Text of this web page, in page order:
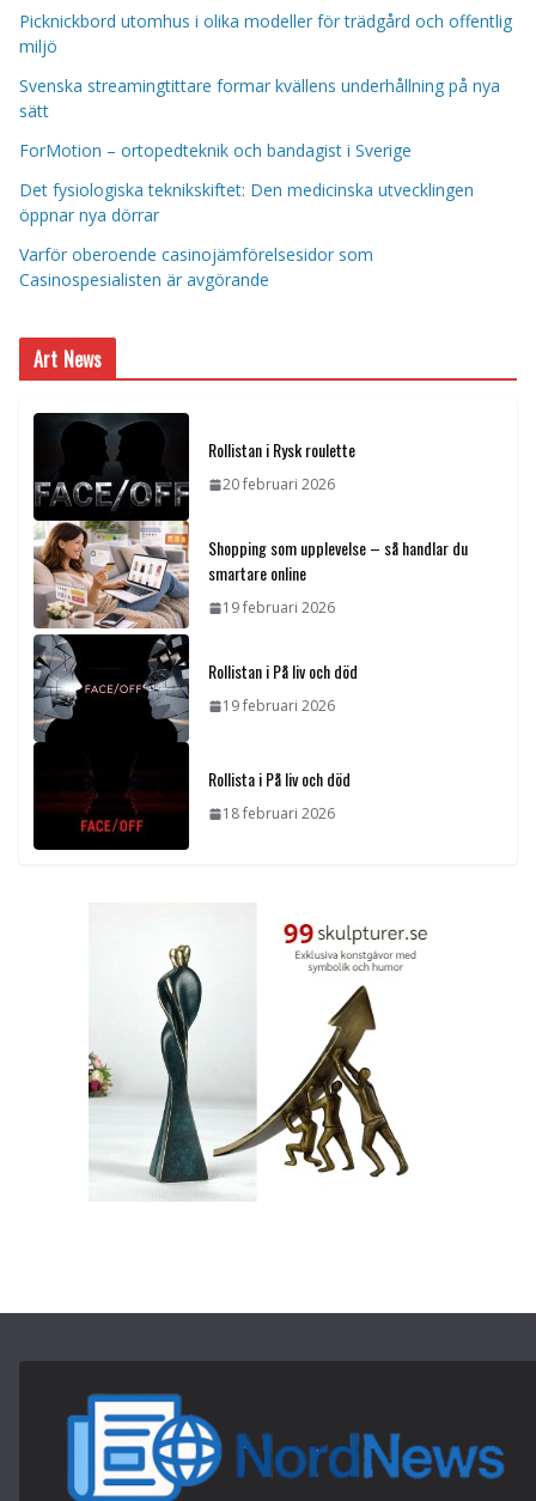
Picknickbord utomhus i olika modeller för trädgård och offentlig
miljö
Svenska streamingtittare formar kvällens underhållning på nya
sätt
ForMotion – ortopedteknik och bandagist i Sverige
Det fysiologiska teknikskiftet: Den medicinska utvecklingen
öppnar nya dörrar
Varför oberoende casinojämförelsesidor som
Casinospesialisten är avgörande
Art News
Rollistan i Rysk roulette
20 februari 2026
Shopping som upplevelse – så handlar du
smartare online
19 februari 2026
Rollistan i På liv och död
19 februari 2026
Rollista i På liv och död
18 februari 2026